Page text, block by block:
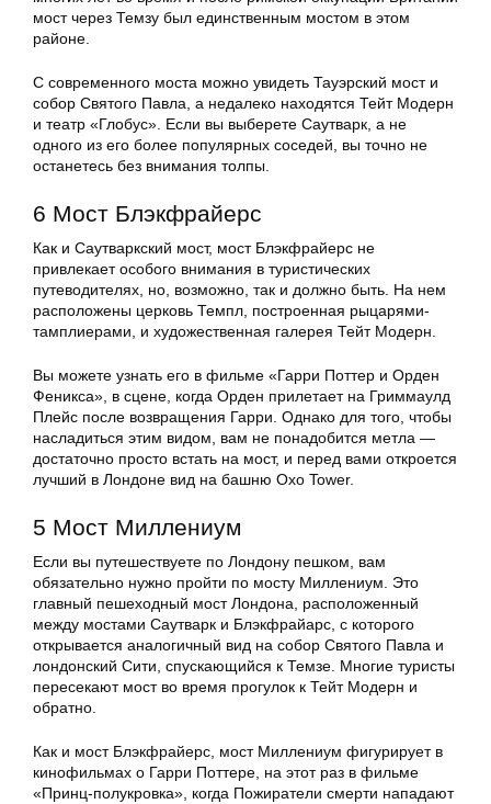
мост через Темзу был единственным мостом в этом
районе.
С современного моста можно увидеть Тауэрский мост и
собор Святого Павла, а недалеко находятся Тейт Модерн
и театр «Глобус». Если вы выберете Саутварк, а не
одного из его более популярных соседей, вы точно не
останетесь без внимания толпы.
6 Мост Блэкфрайерс
Как и Саутваркский мост, мост Блэкфрайерс не
привлекает особого внимания в туристических
путеводителях, но, возможно, так и должно быть. На нем
расположены церковь Темпл, построенная рыцарями-
тамплиерами, и художественная галерея Тейт Модерн.
Вы можете узнать его в фильме «Гарри Поттер и Орден
Феникса», в сцене, когда Орден прилетает на Гриммаулд
Плейс после возвращения Гарри. Однако для того, чтобы
насладиться этим видом, вам не понадобится метла —
достаточно просто встать на мост, и перед вами откроется
лучший в Лондоне вид на башню Oxo Tower.
5 Мост Миллениум
Если вы путешествуете по Лондону пешком, вам
обязательно нужно пройти по мосту Миллениум. Это
главный пешеходный мост Лондона, расположенный
между мостами Саутварк и Блэкфрайарс, с которого
открывается аналогичный вид на собор Святого Павла и
лондонский Сити, спускающийся к Темзе. Многие туристы
пересекают мост во время прогулок к Тейт Модерн и
обратно.
Как и мост Блэкфрайерс, мост Миллениум фигурирует в
кинофильмах о Гарри Поттере, на этот раз в фильме
«Принц-полукровка», когда Пожиратели смерти нападают